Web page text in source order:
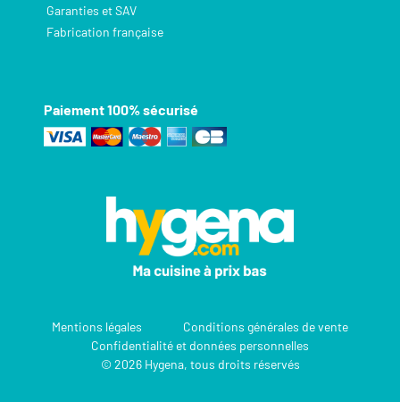
Garanties et SAV
Fabrication française
Paiement 100% sécurisé
Mentions légales
Conditions générales de vente
Confidentialité et données personnelles
© 2026 Hygena, tous droits réservés